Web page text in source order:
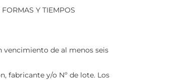
Y TIEMPOS
vencimiento de al menos seis
fabricante y/o Nº de lote. Los